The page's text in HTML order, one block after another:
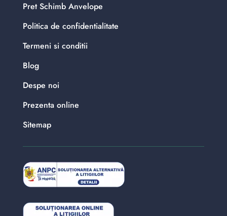
Pret Schimb Anvelope
Politica de confidentialitate
Termeni si conditii
Blog
Despe noi
Prezenta online
Sitemap